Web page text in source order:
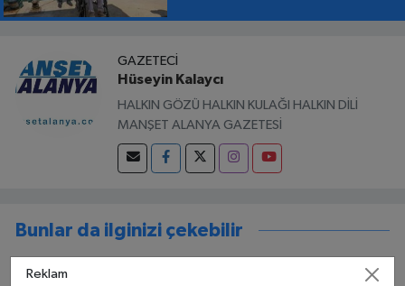
GAZETECI
Hüseyin Kalaycı
HALKIN GÖZÜ HALKIN KULAĞI HALKIN DİLİ
MANŞET ALANYA GAZETESİ
Bunlar da ilginizi çekebilir
Reklam